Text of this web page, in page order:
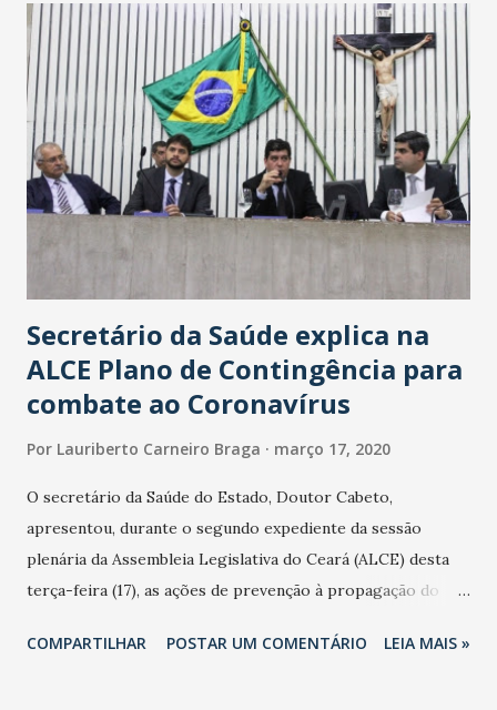
Secretário da Saúde explica na
ALCE Plano de Contingência para
combate ao Coronavírus
Por Lauriberto Carneiro Braga março 17, 2020
O secretário da Saúde do Estado, Doutor Cabeto,
apresentou, durante o segundo expediente da sessão
plenária da Assembleia Legislativa do Ceará (ALCE) desta
terça-feira (17), as ações de prevenção à propagação do
adotadas pelo Governo do Estado na contenção da
COMPARTILHAR POSTAR UM COMENTÁRIO LEIA MAIS »